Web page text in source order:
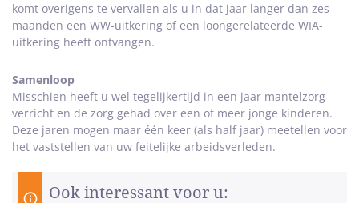
komt overigens te vervallen als u in dat jaar langer dan zes
maanden een WW-uitkering of een loongerelateerde WIA-
uitkering heeft ontvangen.
Samenloop
Misschien heeft u wel tegelijkertijd in een jaar mantelzorg
verricht en de zorg gehad over een of meer jonge kinderen.
Deze jaren mogen maar één keer (als half jaar) meetellen voor
het vaststellen van uw feitelijke arbeidsverleden.
Ook interessant voor u: